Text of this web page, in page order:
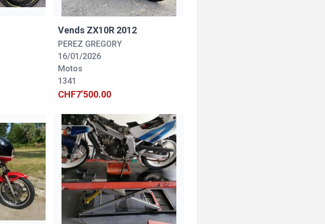
Vends ZX10R 2012
PEREZ GREGORY
16/01/2026
Motos
1341
CHF7’500.00